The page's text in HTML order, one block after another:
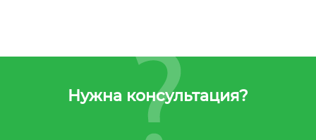
Нужна консультация?